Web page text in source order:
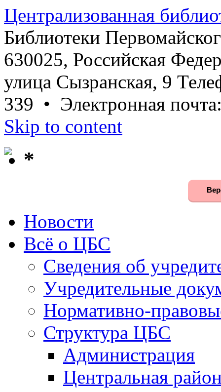
Централизованная
Библиотеки
630025, Российская
улица Сызранская, 9
339 • Электронная
Skip to content
*
Новости
Всё о ЦБС
Сведения об
Учредительные
Нормативно-
Структура ЦБС
Администрация
Центральная